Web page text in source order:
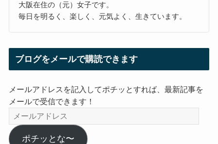
大阪在住の（元）女子です。
毎日を明るく、楽しく、元気よく、生きています。
ブログをメールで購読できます
メールアドレスを記入してポチッとすれば、最新記事を
メールで受信できます！
メ
ー
ル
ポチッとな〜